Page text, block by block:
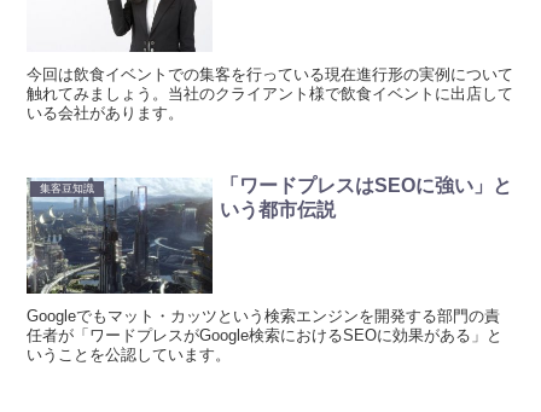
今回は飲食イベントでの集客を行っている現在進行形の実例について
触れてみましょう。当社のクライアント様で飲食イベントに出店して
いる会社があります。
集客豆知識
「ワードプレスはSEOに強い」と
いう都市伝説
Googleでもマット・カッツという検索エンジンを開発する部門の責
任者が「ワードプレスがGoogle検索におけるSEOに効果がある」と
いうことを公認しています。